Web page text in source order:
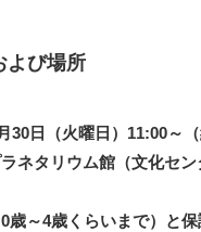
よび場所
30日（火曜日）11:00～（
ネタリウム館（文化セン
歳～4歳くらいまで）と